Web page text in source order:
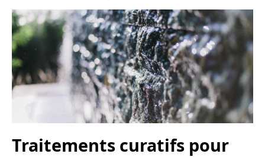
Traitements curatifs pour